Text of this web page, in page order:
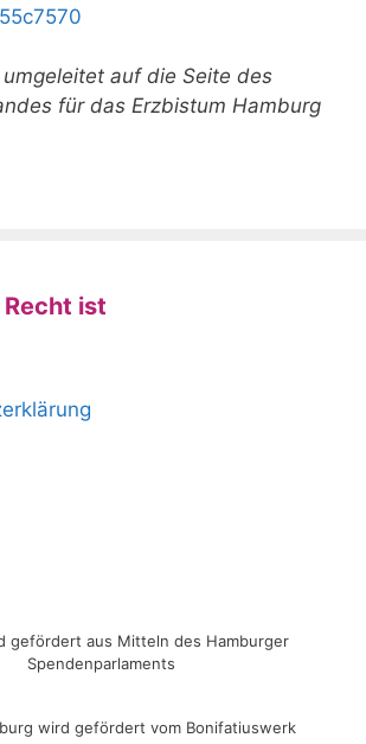
auf die Seite des
für das Erzbistum Hamburg
ist
gefördert aus Mitteln des Hamburger
Spendenparlaments
wird gefördert vom Bonifatiuswerk